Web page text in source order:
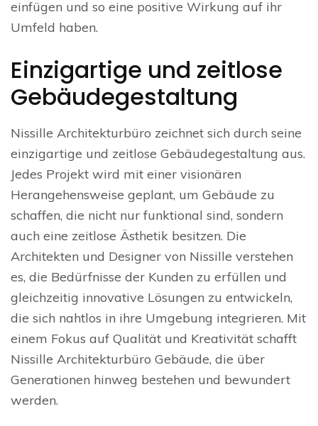
einfügen und so eine positive Wirkung auf ihr
Umfeld haben.
Einzigartige und zeitlose
Gebäudegestaltung
Nissille Architekturbüro zeichnet sich durch seine
einzigartige und zeitlose Gebäudegestaltung aus.
Jedes Projekt wird mit einer visionären
Herangehensweise geplant, um Gebäude zu
schaffen, die nicht nur funktional sind, sondern
auch eine zeitlose Ästhetik besitzen. Die
Architekten und Designer von Nissille verstehen
es, die Bedürfnisse der Kunden zu erfüllen und
gleichzeitig innovative Lösungen zu entwickeln,
die sich nahtlos in ihre Umgebung integrieren. Mit
einem Fokus auf Qualität und Kreativität schafft
Nissille Architekturbüro Gebäude, die über
Generationen hinweg bestehen und bewundert
werden.